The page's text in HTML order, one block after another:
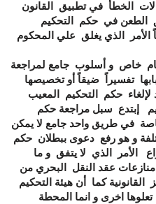
الخطأ في تطبيق القانون
الطعن في حكم التحكيم
الأمر الذي يغلق علي المحكوم
خاص و أسلوب جامع لمراجعة
تفسيراً ضيقاً أو تخصيصها
لإلغاء حكم التحكيم المعيب
إبتدع سبل مراجعة حكم
في طريق واحد جامع لا يمكن
و هو رفع دعوى ببطلان حكم
الأمر الذي لا يتفق و ما
عقد النقل البحري من
كما أن هيئة التحكيم
اخرى و انما المحطة